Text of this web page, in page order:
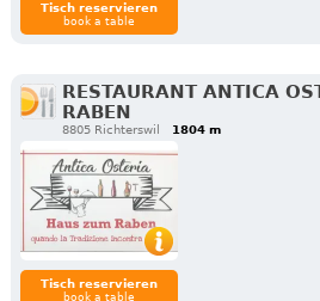
Tisch reservieren
book a table
RESTAURANT ANTICA
RABEN
8805 Richterswil 1804 m
Tisch reservieren
book a table